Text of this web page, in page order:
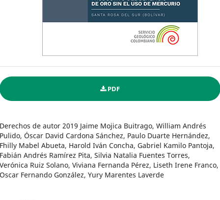
PDF
Derechos de autor 2019 Jaime Mojica Buitrago, William Andrés
Pulido, Óscar David Cardona Sánchez, Paulo Duarte Hernández,
Fhilly Mabel Abueta, Harold Iván Concha, Gabriel Kamilo Pantoja,
Fabián Andrés Ramírez Pita, Silvia Natalia Fuentes Torres,
Verónica Ruiz Solano, Viviana Fernanda Pérez, Liseth Irene Franco,
Oscar Fernando González, Yury Marentes Laverde